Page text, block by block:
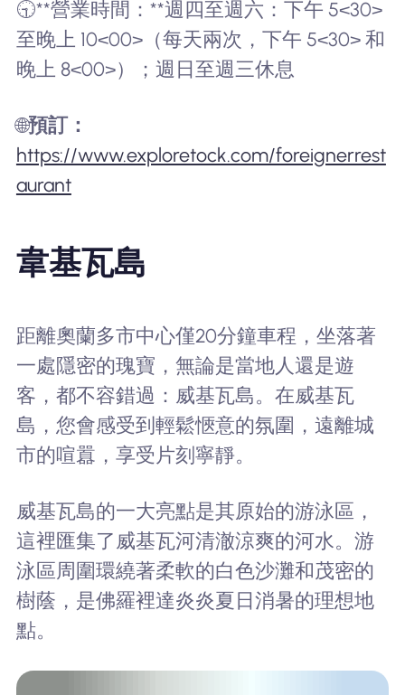
🕤**營業時間：**週四至週六：下午 5<30>
至晚上 10<00>（每天兩次，下午 5<30> 和
晚上 8<00>）；週日至週三休息
🌐預訂：
https://www.exploretock.com/foreignerrest
aurant
韋基瓦島
距離奧蘭多市中心僅20分鐘車程，坐落著
一處隱密的瑰寶，無論是當地人還是遊
客，都不容錯過：威基瓦島。在威基瓦
島，您會感受到輕鬆愜意的氛圍，遠離城
市的喧囂，享受片刻寧靜。
威基瓦島的一大亮點是其原始的游泳區，
這裡匯集了威基瓦河清澈涼爽的河水。游
泳區周圍環繞著柔軟的白色沙灘和茂密的
樹蔭，是佛羅裡達炎炎夏日消暑的理想地
點。